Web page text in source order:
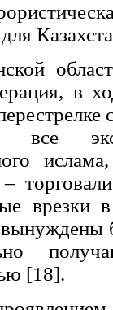
в
все
врезки
[18].